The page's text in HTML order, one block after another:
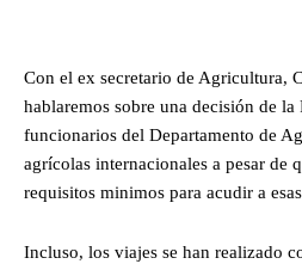
Con el ex secretario de Agricultura,
hablaremos sobre una decisión de la
funcionarios del Departamento de
agrícolas internacionales a pesar de
requisitos minimos para acudir a
Incluso, los viajes se han realizado